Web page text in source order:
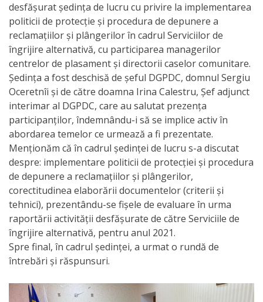
Planuri
de
activitate
Parteneriate
Proiecte
Rapoarte
de
activitate
Transparență
Achiziții
publice
desfășurat ședința de lucru cu privire la implementarea
politicii de protecție și procedura de depunere a
reclamațiilor și plângerilor în cadrul Serviciilor de
îngrijire alternativă, cu participarea managerilor
centrelor de plasament și directorii caselor comunitare.
Ședința a fost deschisă de șeful DGPDC, domnul Sergiu
Oceretnîi și de către doamna Irina Calestru, Șef adjunct
interimar al DGPDC, care au salutat prezența
participanților, îndemnându-i să se implice activ în
abordarea temelor ce urmează a fi prezentate.
Menționăm că în cadrul ședinței de lucru s-a discutat
despre: implementare politicii de protecției și procedura
de depunere a reclamațiilor și plângerilor,
corectitudinea elaborării documentelor (criterii și
tehnici), prezentându-se fișele de evaluare în urma
raportării activității desfășurate de către Serviciile de
îngrijire alternativă, pentru anul 2021.
Spre final, în cadrul ședinței, a urmat o rundă de
întrebări și răspunsuri.